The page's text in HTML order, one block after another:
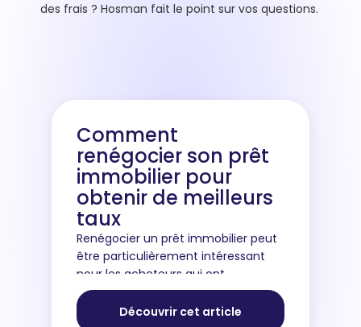
des frais ? Hosman fait le point sur vos questions.
Comment
renégocier son prêt
immobilier pour
obtenir de meilleurs
taux
Renégocier un prêt immobilier peut
être particulièrement intéressant
pour les acheteurs qui ont
contracté un crédit il y a plusieurs
années afin d’acheter leur
Découvrir cet article